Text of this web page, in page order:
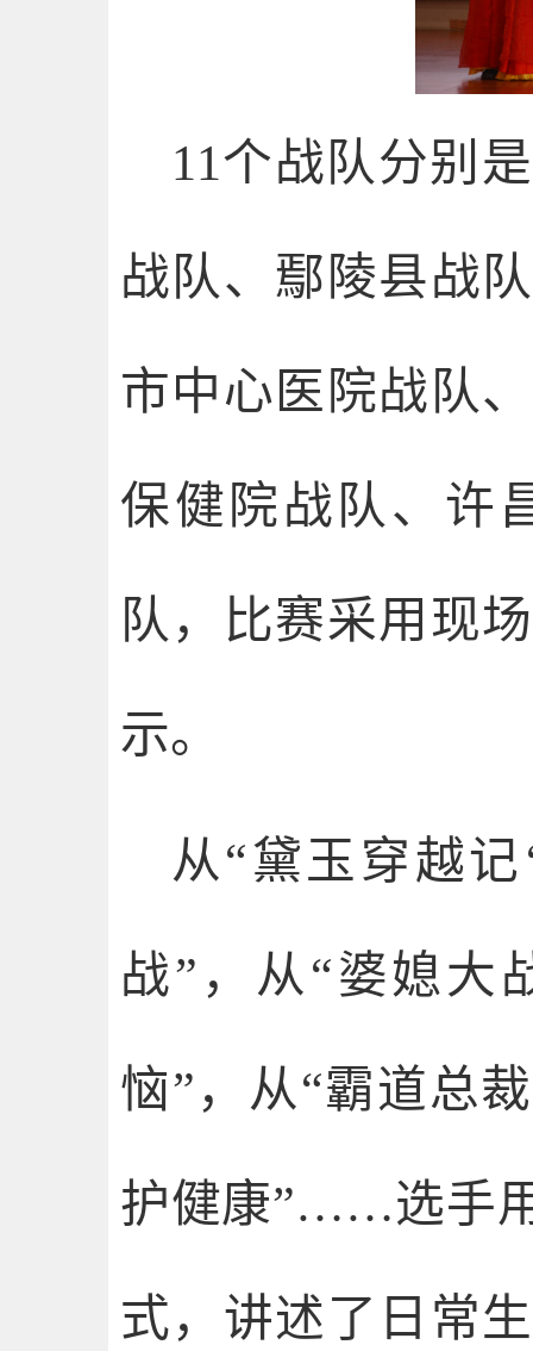
11个战队分别
战队、鄢陵县战
市中心医院战队
保健院战队、许
队，比赛采用现
示。
从“黛玉穿越记
战”，从“婆媳大
恼”，从“霸道总
护健康”……选手
式，讲述了日常